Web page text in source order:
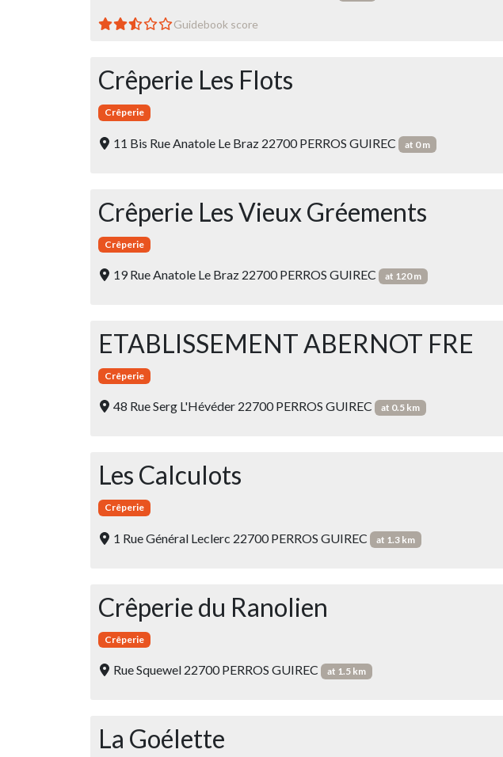
Guidebook score
Crêperie Les Flots
Crêperie
11 Bis Rue Anatole Le Braz 22700 PERROS GUIREC at 0 m
Crêperie Les Vieux Gréements
Crêperie
19 Rue Anatole Le Braz 22700 PERROS GUIREC at 120 m
ETABLISSEMENT ABERNOT FRE
Crêperie
48 Rue Serg L'Hévéder 22700 PERROS GUIREC at 0.5 km
Les Calculots
Crêperie
1 Rue Général Leclerc 22700 PERROS GUIREC at 1.3 km
Crêperie du Ranolien
Crêperie
Rue Squewel 22700 PERROS GUIREC at 1.5 km
La Goélette